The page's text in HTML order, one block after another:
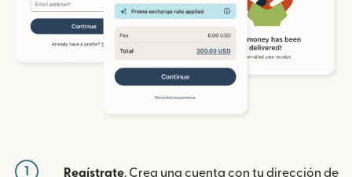
1 Regístrate. Crea una cuenta con tu dirección de